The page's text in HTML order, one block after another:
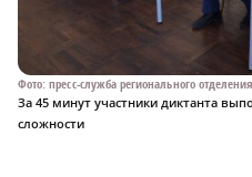
Фото: пресс-служба регионального
За 45 минут участники диктанта
сложности